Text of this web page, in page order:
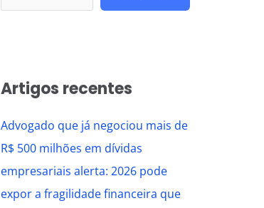
Artigos recentes
Advogado que já negociou mais de
R$ 500 milhões em dívidas
empresariais alerta: 2026 pode
expor a fragilidade financeira que